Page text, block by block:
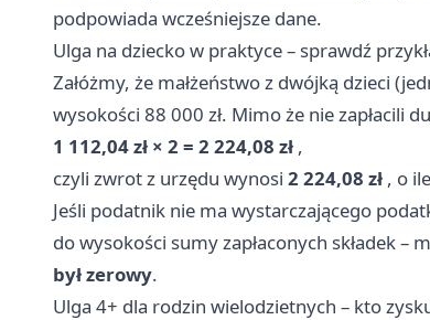
podpowiada wcześniejsze dane.
Ulga na dziecko w praktyce – sprawdź
Załóżmy, że małżeństwo z dwójką dzieci
wysokości 88 000 zł. Mimo że nie zapłacili
1 112,04 zł × 2 = 2 224,08 zł ,
czyli zwrot z urzędu wynosi 2 224,08 zł , o
Jeśli podatnik nie ma wystarczającego
do wysokości sumy zapłaconych składek –
był zerowy.
Ulga 4+ dla rodzin wielodzietnych – kto